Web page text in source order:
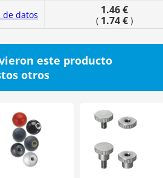
de datos 1.46 €
( 1.74 €)
este producto
otros